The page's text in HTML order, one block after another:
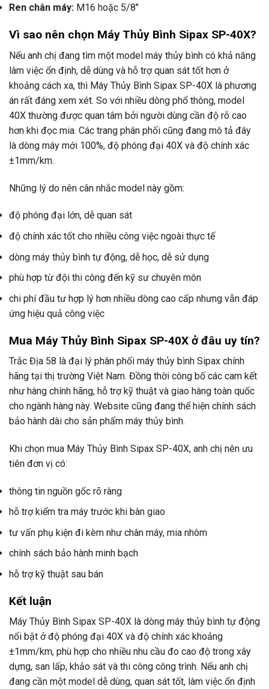
Ren chân máy: M16 hoặc 5/8″
Vì sao nên chọn Máy Thủy Bình Sipax SP-40X?
Nếu anh chị đang tìm một model máy thủy bình có khả năng
làm việc ổn định, dễ dùng và hỗ trợ quan sát tốt hơn ở
khoảng cách xa, thì Máy Thủy Bình Sipax SP-40X là phương
án rất đáng xem xét. So với nhiều dòng phổ thông, model
40X thường được quan tâm bởi người dùng cần độ rõ cao
hơn khi đọc mia. Các trang phân phối cũng đang mô tả đây
là dòng máy mới 100%, độ phóng đại 40X và độ chính xác
±1mm/km.
Những lý do nên cân nhắc model này gồm:
độ phóng đại lớn, dễ quan sát
độ chính xác tốt cho nhiều công việc ngoài thực tế
dòng máy thủy bình tự động, dễ học, dễ sử dụng
phù hợp từ đội thi công đến kỹ sư chuyên môn
chi phí đầu tư hợp lý hơn nhiều dòng cao cấp nhưng vẫn đáp
ứng hiệu quả công việc
Mua Máy Thủy Bình Sipax SP-40X ở đâu uy tín?
Trắc Địa 58 là đại lý phân phối máy thủy bình Sipax chính
hãng tại thị trường Việt Nam. Đồng thời công bố các cam kết
như hàng chính hãng, hỗ trợ kỹ thuật và giao hàng toàn quốc
cho ngành hàng này. Website cũng đang thể hiện chính sách
bảo hành dài cho sản phẩm máy thủy bình.
Khi chọn mua Máy Thủy Bình Sipax SP-40X, anh chị nên ưu
tiên đơn vị có:
thông tin nguồn gốc rõ ràng
hỗ trợ kiểm tra máy trước khi bàn giao
tư vấn phụ kiện đi kèm như chân máy, mia nhôm
chính sách bảo hành minh bạch
hỗ trợ kỹ thuật sau bán
Kết luận
Máy Thủy Bình Sipax SP-40X là dòng máy thủy bình tự động
nổi bật ở độ phóng đại 40X và độ chính xác khoảng
±1mm/km, phù hợp cho nhiều nhu cầu đo cao độ trong xây
dựng, san lấp, khảo sát và thi công công trình. Nếu anh chị
đang cần một model dễ dùng, quan sát tốt, làm việc ổn định